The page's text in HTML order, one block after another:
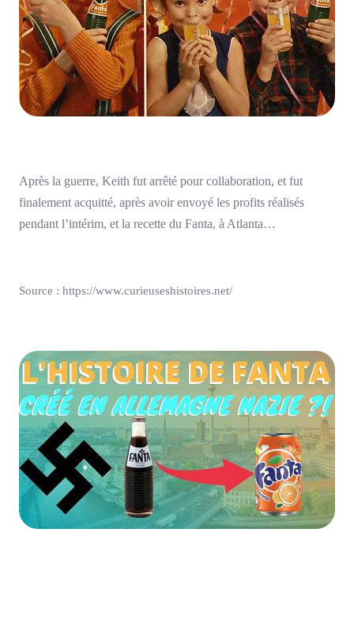
Après la guerre, Keith fut arrêté pour collaboration, et fut
finalement acquitté, après avoir envoyé les profits réalisés
pendant l’intérim, et la recette du Fanta, à Atlanta…
Source : https://www.curieuseshistoires.net/